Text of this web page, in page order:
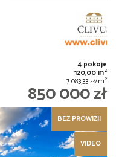
4 pokoje
120,00 m2
7 083,33 zł/m2
850 000 zł
BEZ PROWIZJI
VIDEO